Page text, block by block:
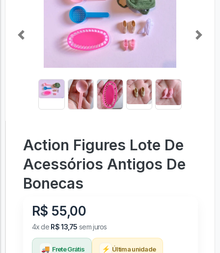
Action Figures Lote De
Bonecas
R$ 55,00